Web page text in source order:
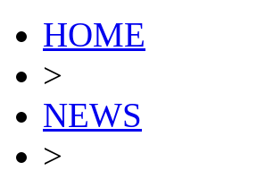
HOME
>
NEWS
>